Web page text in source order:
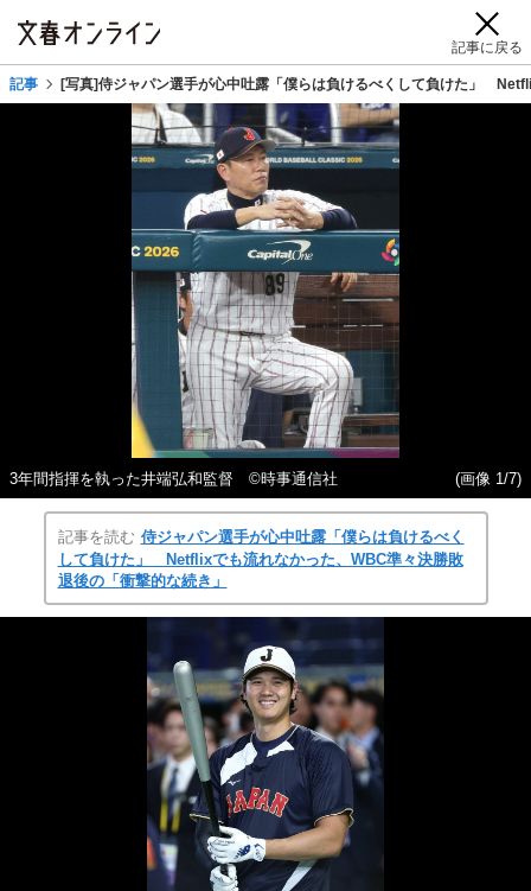
記事に戻る
記事 [写真]侍ジャパン選手が心中吐露「僕らは負けるべくして負けた」
3年間指揮を執った井端弘和監督 ©時事通信社 (画像 1/7)
記事を読む 侍ジャパン選手が心中吐露「僕らは負けるべく
して負けた」 Netflixでも流れなかった、WBC準々決勝敗
退後の「衝撃的な続き」